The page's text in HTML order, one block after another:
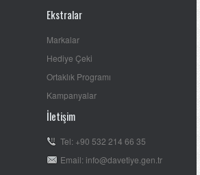
Ekstralar
Markalar
Hediye Çeki
Ortaklık Programı
Kampanyalar
İletişim
Tel: +90 532 214 66 35
Email: info@davetiye.gen.tr